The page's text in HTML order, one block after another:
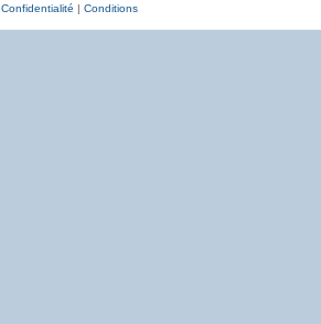
Confidentialité | Conditions